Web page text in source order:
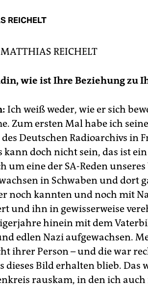
REICHELT
MATTHIAS REICHELT
wie ist Ihre Beziehung zu
Ich weiß weder, wie er sich
Zum ersten Mal habe ich
des Deutschen Radioarchivs in
kann doch nicht sein, das ist
um eine der SA-Reden
in Schwaben und dort
noch kannten und noch mit
und ihn in gewisserweise
hinein mit dem
edlen Nazi aufgewachsen.
ihrer Person – und die war
dieses Bild erhalten blieb.
rauskam, in den ich